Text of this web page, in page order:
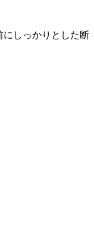
にしっかりとした断